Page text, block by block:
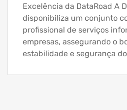
Excelência da DataRoad A
disponibiliza um conjunto
profissional de serviços
empresas, assegurando o
estabilidade e segurança